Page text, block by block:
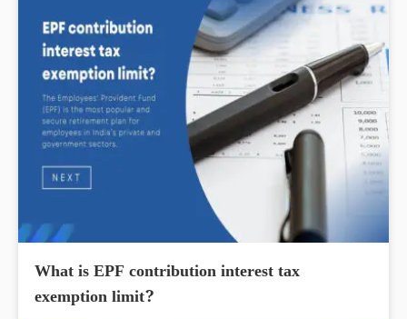
What is EPF contribution interest tax
exemption limit?